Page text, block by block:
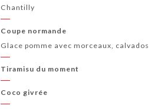
Chantilly
Coupe normande
Glace pomme avec morceaux, calvados
Tiramisu du moment
Coco givrée